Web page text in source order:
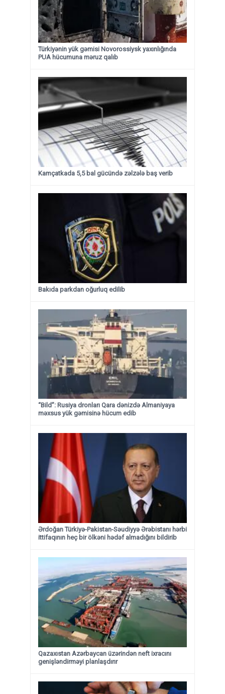
Türkiyənin yük gəmisi Novorossiysk yaxınlığında
PUA hücumuna məruz qalıb
Kamçatkada 5,5 bal gücündə zəlzələ baş verib
Bakıda parkdan oğurluq edilib
“Bild”: Rusiya dronları Qara dənizdə Almaniyaya
məxsus yük gəmisinə hücum edib
Ərdoğan Türkiyə-Pakistan-Səudiyyə Ərəbistanı hərbi
ittifaqının heç bir ölkəni hədəf almadığını bildirib
Qazaxıstan Azərbaycan üzərindən neft ixracını
genişləndirməyi planlaşdırır